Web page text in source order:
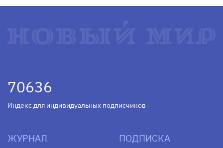
70636
Индекс для индивидуальных подписчиков
ЖУРНАЛ ПОДПИСКА